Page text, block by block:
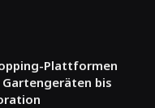
Plattformen
bis